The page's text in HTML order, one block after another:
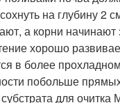
на глубину 2
а корни
хорошо
в более
побольше
для